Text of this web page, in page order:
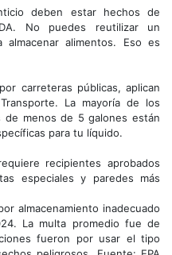
deben estar hechos de
No puedes reutilizar un
almacenar alimentos. Eso es
carreteras públicas, aplican
La mayoría de los
de menos de 5 galones están
para tu líquido.
recipientes aprobados
especiales y paredes más
almacenamiento inadecuado
La multa promedio fue de
fueron por usar el tipo